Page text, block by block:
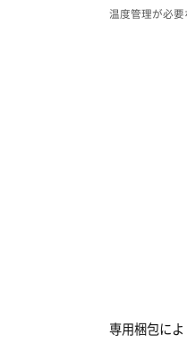
温度管理が必
専用梱包に